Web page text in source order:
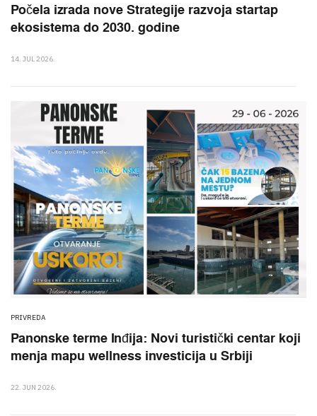
Počela izrada nove Strategije razvoja startap
ekosistema do 2030. godine
14. JUL 2026.
PRIVREDA
Panonske terme Inđija: Novi turistički centar koji
menja mapu wellness investicija u Srbiji
22. JUN 2026.